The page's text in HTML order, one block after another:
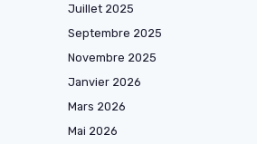
Juillet 2025
Septembre 2025
Novembre 2025
Janvier 2026
Mars 2026
Mai 2026